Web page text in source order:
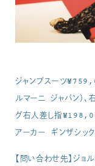
ジャンプスーツ
ルマーニ ジャパン）
グ右人差し指
アーカー ギンザシック
【問い合わせ先】ジ